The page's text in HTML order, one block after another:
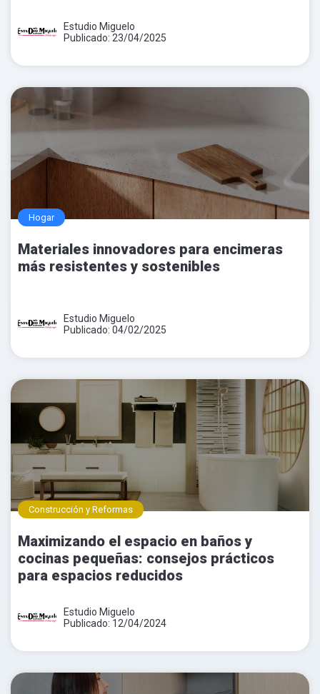
Estudio Miguelo
Publicado: 23/04/2025
Hogar
Materiales innovadores para encimeras
más resistentes y sostenibles
Estudio Miguelo
Publicado: 04/02/2025
Construcción y Reformas
Maximizando el espacio en baños y
cocinas pequeñas: consejos prácticos
para espacios reducidos
Estudio Miguelo
Publicado: 12/04/2024